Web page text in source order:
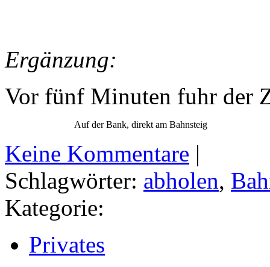
Ergänzung:
Vor fünf Minuten fuhr der
Auf der Bank, direkt am Bahnsteig
Keine Kommentare |
Schlagwörter: abholen,
Kategorie:
Privates